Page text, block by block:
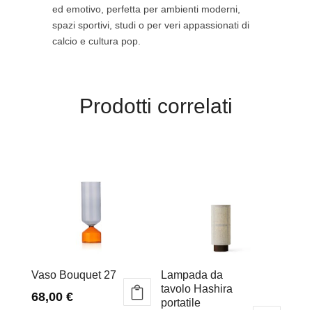
ed emotivo, perfetta per ambienti moderni,
spazi sportivi, studi o per veri appassionati di
calcio e cultura pop.
Prodotti correlati
Vaso Bouquet 27
68,00 €
Lampada da
tavolo Hashira
portatile